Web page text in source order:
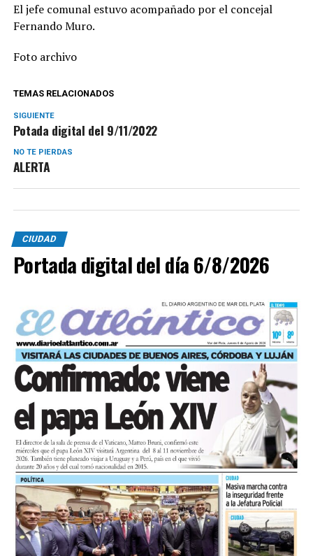
El jefe comunal estuvo acompañado por el concejal
Fernando Muro.
Foto archivo
TEMAS RELACIONADOS
SIGUIENTE
Potada digital del 9/11/2022
NO TE PIERDAS
ALERTA
CIUDAD
Portada digital del día 6/8/2026